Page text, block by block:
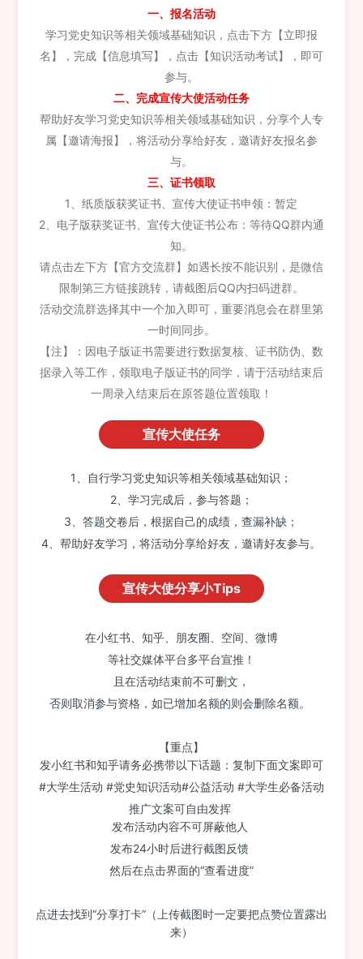
一、报名活动
学习党史知识等相关领域基础知识，点击下方【立即报
名】，完成【信息填写】，点击【知识活动考试】，即可
参与。
二、完成宣传大使活动任务
帮助好友学习党史知识等相关领域基础知识，分享个人专
属【邀请海报】，将活动分享给好友，邀请好友报名参
与。
三、证书领取
1、纸质版获奖证书、宣传大使证书申领：暂定
2、电子版获奖证书、宣传大使证书公布：等待QQ群内通
知。
请点击左下方【官方交流群】如遇长按不能识别，是微信
限制第三方链接跳转，请截图后QQ内扫码进群。
活动交流群选择其中一个加入即可，重要消息会在群里第
一时间同步。
【注】：因电子版证书需要进行数据复核、证书防伪、数
据录入等工作，领取电子版证书的同学，请于活动结束后
一周录入结束后在原答题位置领取！
宣传大使任务
1、自行学习党史知识等相关领域基础知识；
2、学习完成后，参与答题；
3、答题交卷后，根据自己的成绩，查漏补缺；
4、帮助好友学习，将活动分享给好友，邀请好友参与。
宣传大使分享小Tips
在小红书、知乎、朋友圈、空间、微博
等社交媒体平台多平台宣推！
且在活动结束前不可删文，
否则取消参与资格，如已增加名额的则会删除名额。
【重点】
发小红书和知乎请务必携带以下话题：复制下面文案即可
#大学生活动 #党史知识活动#公益活动 #大学生必备活动
推广文案可自由发挥
发布活动内容不可屏蔽他人
发布24小时后进行截图反馈
然后在点击界面的“查看进度”
点进去找到“分享打卡”（上传截图时一定要把点赞位置露出
来）